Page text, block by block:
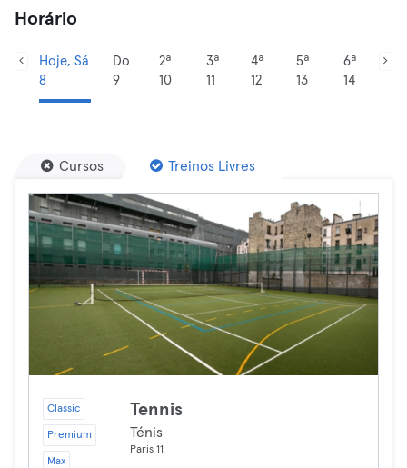
Horário
Hoje, Sá
8
Do
9
2ª
10
3ª
11
4ª
12
5ª
13
6ª
14
Cursos Treinos Livres
Classic
Premium
Max
Tennis
Ténis
Paris 11